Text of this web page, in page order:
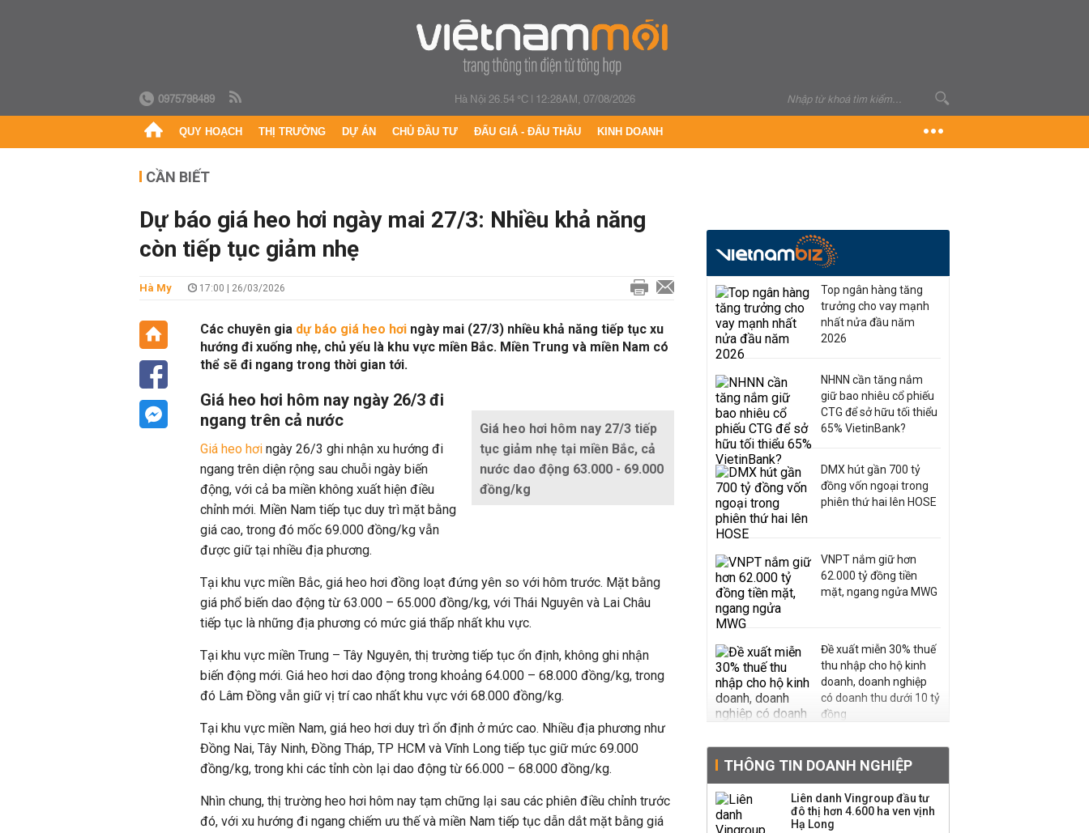
0975798489 Hà Nội 26.54 °C| 12:28AM, 07/08/2026
QUY HOẠCH THỊ TRƯỜNG DỰ ÁN CHỦ ĐẦU TƯ ĐẤU GIÁ - ĐẤU THẦU KINH DOANH
CẦN BIẾT
Dự báo giá heo hơi ngày mai 27/3: Nhiều khả năng
còn tiếp tục giảm nhẹ
Hà My 17:00 | 26/03/2026
Các chuyên gia dự báo giá heo hơi ngày mai (27/3) nhiều khả năng tiếp tục xu
hướng đi xuống nhẹ, chủ yếu là khu vực miền Bắc. Miền Trung và miền Nam có
thể sẽ đi ngang trong thời gian tới.
Giá heo hơi hôm nay 27/3 tiếp
tục giảm nhẹ tại miền Bắc, cả
nước dao động 63.000 - 69.000
đồng/kg
Giá heo hơi hôm nay ngày 26/3 đi
ngang trên cả nước
Giá heo hơi ngày 26/3 ghi nhận xu hướng đi
ngang trên diện rộng sau chuỗi ngày biến
động, với cả ba miền không xuất hiện điều
chỉnh mới. Miền Nam tiếp tục duy trì mặt bằng
giá cao, trong đó mốc 69.000 đồng/kg vẫn
được giữ tại nhiều địa phương.
Tại khu vực miền Bắc, giá heo hơi đồng loạt đứng yên so với hôm trước. Mặt bằng
giá phổ biến dao động từ 63.000 – 65.000 đồng/kg, với Thái Nguyên và Lai Châu
tiếp tục là những địa phương có mức giá thấp nhất khu vực.
Tại khu vực miền Trung – Tây Nguyên, thị trường tiếp tục ổn định, không ghi nhận
biến động mới. Giá heo hơi dao động trong khoảng 64.000 – 68.000 đồng/kg, trong
đó Lâm Đồng vẫn giữ vị trí cao nhất khu vực với 68.000 đồng/kg.
Tại khu vực miền Nam, giá heo hơi duy trì ổn định ở mức cao. Nhiều địa phương như
Đồng Nai, Tây Ninh, Đồng Tháp, TP HCM và Vĩnh Long tiếp tục giữ mức 69.000
đồng/kg, trong khi các tỉnh còn lại dao động từ 66.000 – 68.000 đồng/kg.
Nhìn chung, thị trường heo hơi hôm nay tạm chững lại sau các phiên điều chỉnh trước
đó, với xu hướng đi ngang chiếm ưu thế và miền Nam tiếp tục dẫn dắt mặt bằng giá
Top ngân hàng tăng
trưởng cho vay mạnh
nhất nửa đầu năm
2026
NHNN cần tăng nắm
giữ bao nhiêu cổ phiếu
CTG để sở hữu tối thiểu
65% VietinBank?
DMX hút gần 700 tỷ
đồng vốn ngoại trong
phiên thứ hai lên HOSE
VNPT nắm giữ hơn
62.000 tỷ đồng tiền
mặt, ngang ngửa MWG
Đề xuất miễn 30% thuế
thu nhập cho hộ kinh
doanh, doanh nghiệp
có doanh thu dưới 10 tỷ
đồng
gần 500 triệu cổ phiếu,
tăng vốn lên gần
77.800 tỷ
THÔNG TIN DOANH NGHIỆP
Liên danh Vingroup đầu tư
đô thị hơn 4.600 ha ven vịnh
Hạ Long